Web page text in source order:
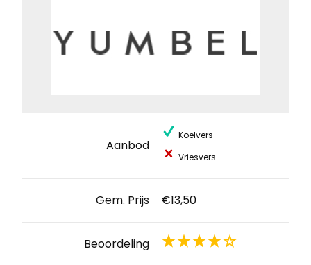
Aanbod
Koelvers
Vriesvers
Gem. Prijs €13,50
Beoordeling